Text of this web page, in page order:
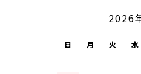
2026
日 月 火 水